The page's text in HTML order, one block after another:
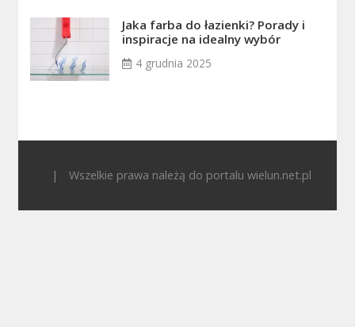
Jaka farba do łazienki? Porady i
inspiracje na idealny wybór
4 grudnia 2025
| Wszelkie prawa należą do portalu wielun.net.pl